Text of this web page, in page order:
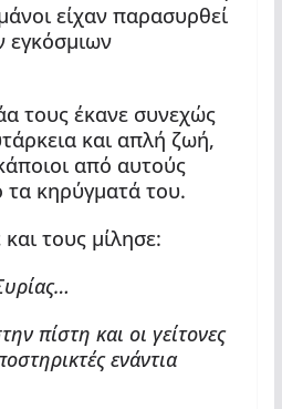
είχαν παρασυρθεί
εγκόσμιων
τους έκανε συνεχώς
και απλή ζωή,
από αυτούς
κηρύγματά του.
τους μίλησε:
πίστη και οι γείτονες
ενάντια